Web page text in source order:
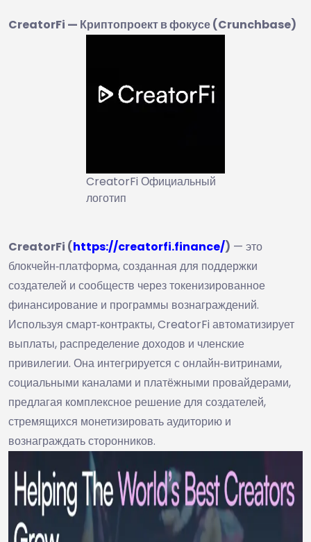
CreatorFi — Криптопроект в фокусе (Crunchbase)
CreatorFi Официальный
логотип
CreatorFi (https://creatorfi.finance/) — это
блокчейн‑платформа, созданная для поддержки
создателей и сообществ через токенизированное
финансирование и программы вознаграждений.
Используя смарт‑контракты, CreatorFi автоматизирует
выплаты, распределение доходов и членские
привилегии. Она интегрируется с онлайн‑витринами,
социальными каналами и платёжными провайдерами,
предлагая комплексное решение для создателей,
стремящихся монетизировать аудиторию и
вознаграждать сторонников.